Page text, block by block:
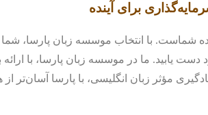
برای آینده
شماست. با انتخاب موسسه زبان پارسا، شما
یابید. ما در موسسه زبان پارسا، با
مؤثر زبان انگلیسی، با پارسا آسان‌تر